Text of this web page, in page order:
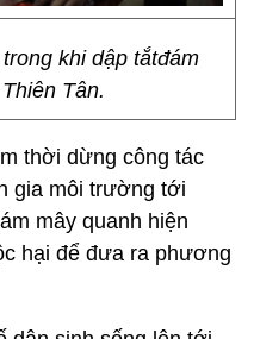
khi dập tắtđám
Tân.
thời dừng công tác
gia môi trường tới
mây quanh hiện
hại để đưa ra phương